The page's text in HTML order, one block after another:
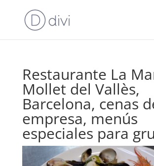
Restaurante La
Mollet del Vallès,
Barcelona, cenas
empresa, menús
especiales para